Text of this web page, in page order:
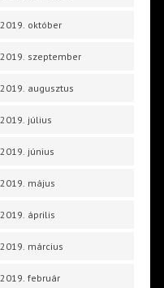
2019. október
2019. szeptember
2019. augusztus
2019. július
2019. június
2019. május
2019. április
2019. március
2019. február